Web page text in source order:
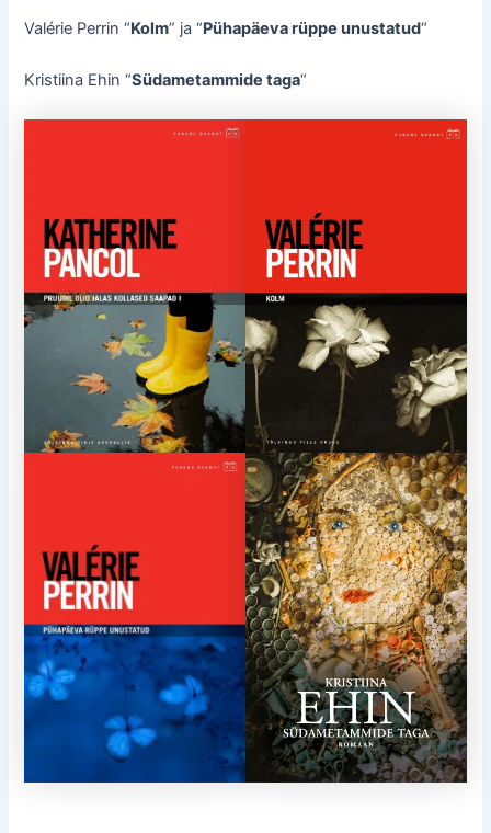
Valérie Perrin “Kolm” ja “Pühapäeva rüppe unustatud“
Kristiina Ehin “Südametammide taga“